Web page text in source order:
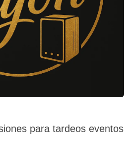
para tardeos eventos